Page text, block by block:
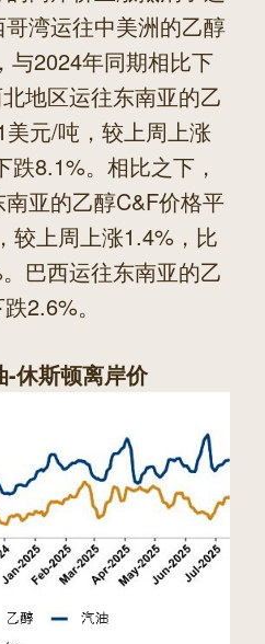
湾运往中美洲的乙醇
与2024年同期相比下
地区运往东南亚的乙
元/吨，较上周上涨
8.1%。相比之下，
亚的乙醇C&F价格平
较上周上涨1.4%，比
巴西运往东南亚的乙
2.6%。
-休斯顿离岸价